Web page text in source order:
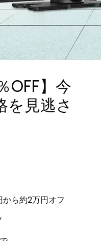
OFF】今
を見逃さ
ら約2万円オフ